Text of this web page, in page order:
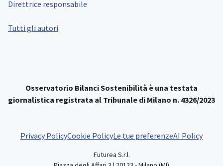
Direttrice responsabile
Tutti gli autori
Osservatorio Bilanci Sostenibilità è una testata
giornalistica registrata al Tribunale di Milano n. 4326/2023
Privacy PolicyCookie PolicyLe tue preferenzeAI Policy
Futurea S.r.l.